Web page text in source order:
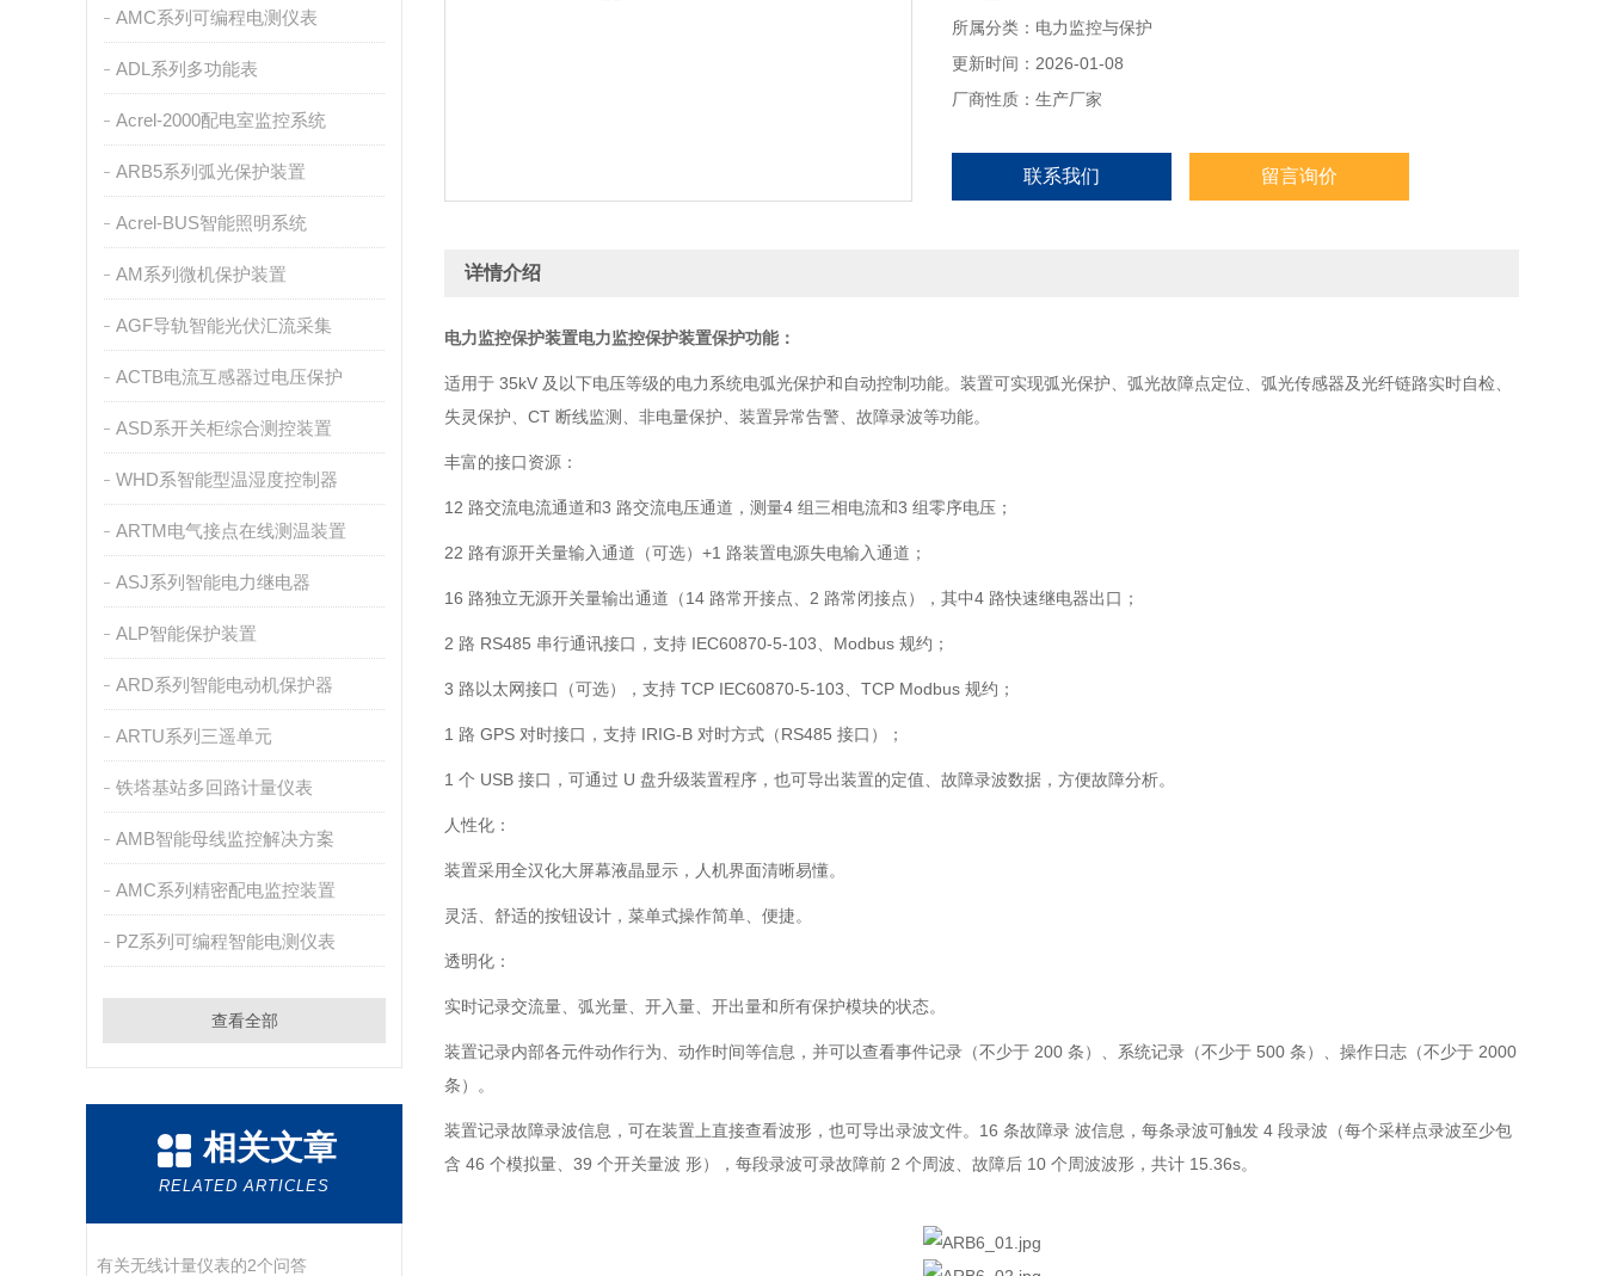
AMC系列可编程电测仪表
ADL系列多功能表
Acrel-2000配电室监控系统
ARB5系列弧光保护装置
Acrel-BUS智能照明系统
AM系列微机保护装置
AGF导轨智能光伏汇流采集
ACTB电流互感器过电压保护
ASD系开关柜综合测控装置
WHD系智能型温湿度控制器
ARTM电气接点在线测温装置
ASJ系列智能电力继电器
ALP智能保护装置
ARD系列智能电动机保护器
ARTU系列三遥单元
铁塔基站多回路计量仪表
AMB智能母线监控解决方案
AMC系列精密配电监控装置
PZ系列可编程智能电测仪表
查看全部
相关文章
RELATED ARTICLES
有关无线计量仪表的2个问答
强，可靠性高，保护实现方式灵活。
所属分类：电力监控与保护
更新时间：2026-01-08
厂商性质：生产厂家
联系我们 留言询价
详情介绍
电力监控保护装置电力监控保护装置保护功能：
适用于 35kV 及以下电压等级的电力系统电弧光保护和自动控制功能。装置可实现弧光保护、弧光故障点定位、弧光传感器及光纤链路实时自检、
失灵保护、CT 断线监测、非电量保护、装置异常告警、故障录波等功能。
丰富的接口资源：
12 路交流电流通道和3 路交流电压通道，测量4 组三相电流和3 组零序电压；
22 路有源开关量输入通道（可选）+1 路装置电源失电输入通道；
16 路独立无源开关量输出通道（14 路常开接点、2 路常闭接点），其中4 路快速继电器出口；
2 路 RS485 串行通讯接口，支持 IEC60870-5-103、Modbus 规约；
3 路以太网接口（可选），支持 TCP IEC60870-5-103、TCP Modbus 规约；
1 路 GPS 对时接口，支持 IRIG-B 对时方式（RS485 接口）；
1 个 USB 接口，可通过 U 盘升级装置程序，也可导出装置的定值、故障录波数据，方便故障分析。
人性化：
装置采用全汉化大屏幕液晶显示，人机界面清晰易懂。
灵活、舒适的按钮设计，菜单式操作简单、便捷。
透明化：
实时记录交流量、弧光量、开入量、开出量和所有保护模块的状态。
装置记录内部各元件动作行为、动作时间等信息，并可以查看事件记录（不少于 200 条）、系统记录（不少于 500 条）、操作日志（不少于 2000
条）。
装置记录故障录波信息，可在装置上直接查看波形，也可导出录波文件。16 条故障录 波信息，每条录波可触发 4 段录波（每个采样点录波至少包
含 46 个模拟量、39 个开关量波 形），每段录波可录故障前 2 个周波、故障后 10 个周波波形，共计 15.36s。